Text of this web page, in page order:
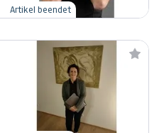
Artikel beendet